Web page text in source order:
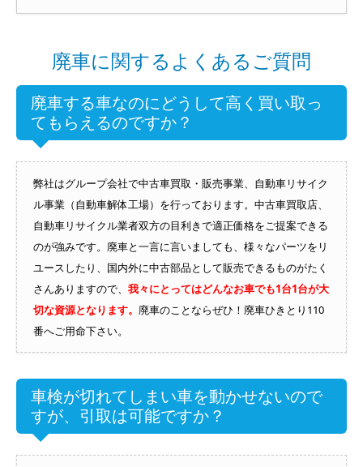
廃車に関するよくあるご質問
廃車する車なのにどうして高く買い取っ
てもらえるのですか？
弊社はグループ会社で中古車買取・販売事業、自動車リサイク
ル事業（自動車解体工場）を行っております。中古車買取店、
自動車リサイクル業者双方の目利きで適正価格をご提案できる
のが強みです。廃車と一言に言いましても、様々なパーツをリ
ユースしたり、国内外に中古部品として販売できるものがたく
さんありますので、 我々にとってはどんなお車でも1台1台が大
切な資源となります。 廃車のことならぜひ！廃車ひきとり110
番へご用命下さい。
車検が切れてしまい車を動かせないので
すが、引取は可能ですか？